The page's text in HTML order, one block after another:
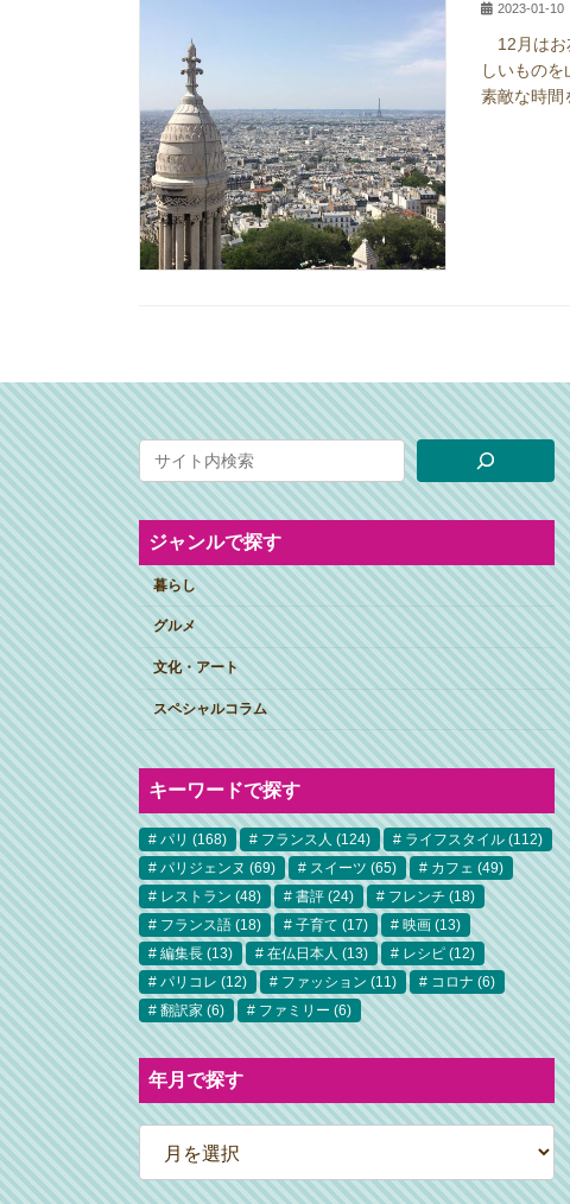
2023-01-10
12月はお
しいもの
素敵な時間
ジャンルで探す
暮らし
グルメ
文化・アート
スペシャルコラム
キーワードで探す
パリ (168) フランス人 (124) ライフスタイル (112)
パリジェンヌ (69) スイーツ (65) カフェ (49)
レストラン (48) 書評 (24) フレンチ (18)
フランス語 (18) 子育て (17) 映画 (13)
編集長 (13) 在仏日本人 (13) レシピ (12)
パリコレ (12) ファッション (11) コロナ (6)
翻訳家 (6) ファミリー (6)
年月で探す
ア
ー
カ
イ